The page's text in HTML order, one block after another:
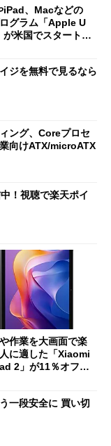
iPad、Macなどの
グラム「Apple U
米国でスタート／
ジを無料で見るなら
ング、Coreプロセ
向けATX/microATX
！視聴で楽天ポイ
作業を大画面で楽
に適した「Xiaomi
2」が11％オフの
一段安全に 買い切